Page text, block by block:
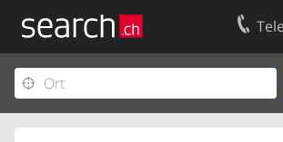
Ihr Eintrag
Kundencenter Geschäftskunden